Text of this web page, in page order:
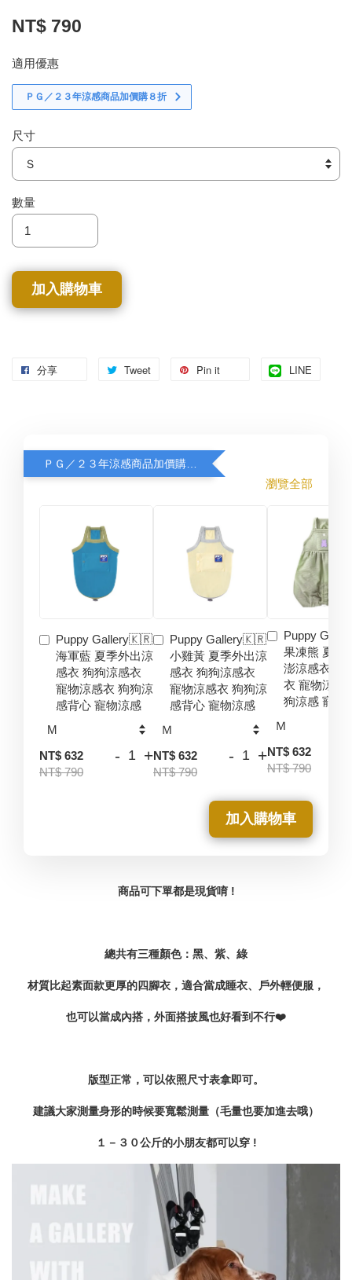
NT$ 790
適用優惠
ＰＧ／２３年涼感商品加價購８折
尺寸
數量
加入購物車
分享 Tweet Pin it LINE
瀏覽全部
Puppy Gallery🇰🇷
海軍藍 夏季外出涼
感衣 狗狗涼感衣
寵物涼感衣 狗狗涼
感背心 寵物涼感
NT$ 632
NT$ 790
- +
Puppy Gallery🇰🇷
小雞黃 夏季外出涼
感衣 狗狗涼感衣
寵物涼感衣 狗狗涼
感背心 寵物涼感
NT$ 632
NT$ 790
- +
Puppy
果凍熊 夏季
澎涼感衣 狗
衣 寵物涼感
狗涼感 寵物
NT$ 632
NT$ 790
加入購物車
商品可下單都是現貨唷 !
總共有三種顏色：黑、紫、綠
材質比起素面款更厚的四腳衣，適合當成睡衣、戶外輕便服，
也可以當成內搭， 外面搭披風也好看到不行❤️
版型正常，可以依照尺寸表拿即可。
建議大家測量身形的時候要寬鬆測量（毛量也要加進去哦）
１－３０公斤的小朋友都可以穿 !